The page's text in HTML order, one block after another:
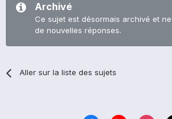
Archivé
Ce sujet est désormais archivé et
de nouvelles réponses.
Aller sur la liste des sujets